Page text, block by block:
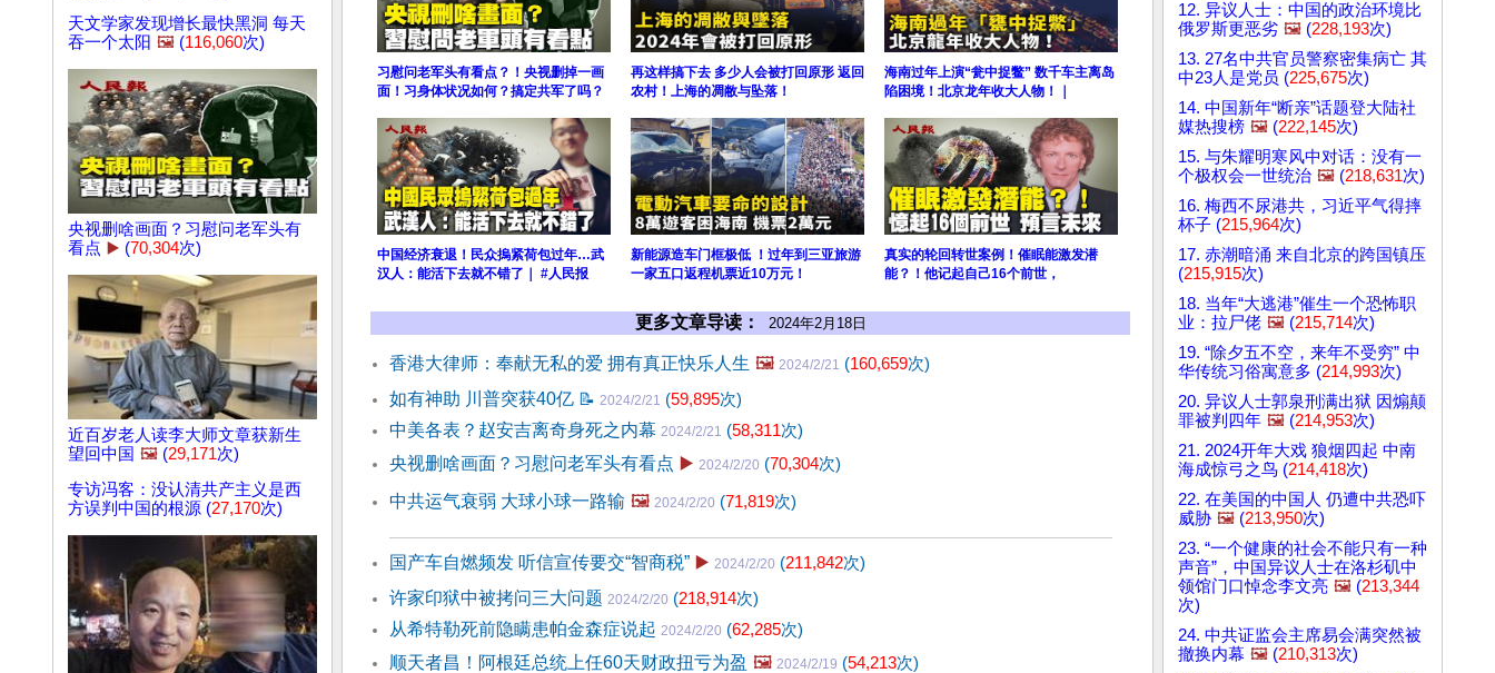
天文学家发现增长最快黑洞 每天
吞一个太阳 🖼️ (116,060次)
央视删啥画面？习慰问老军头有
看点 ▶️ (70,304次)
近百岁老人读李大师文章获新生
望回中国 🖼️ (29,171次)
专访冯客：没认清共产主义是西
方误判中国的根源 (27,170次)
习慰问老军头有看点？！央视删掉一画
面！习身体状况如何？搞定共军了吗？
再这样搞下去 多少人会被打回原形 返回
农村！上海的凋敝与坠落！
海南过年上演“瓮中捉鳖” 数千车主离岛
陷困境！北京龙年收大人物！｜
中国经济衰退！民众摀紧荷包过年…武
汉人：能活下去就不错了｜ #人民报
新能源造车门框极低 ！过年到三亚旅游
一家五口返程机票近10万元！
真实的轮回转世案例！催眠能激发潜
能？！他记起自己16个前世，
更多文章导读： 2024年2月18日
香港大律师：奉献无私的爱 拥有真正快乐人生 🖼️ 2024/2/21 (160,659次)
如有神助 川普突获40亿 📝 2024/2/21 (59,895次)
中美各表？赵安吉离奇身死之内幕 2024/2/21 (58,311次)
央视删啥画面？习慰问老军头有看点 ▶️ 2024/2/20 (70,304次)
中共运气衰弱 大球小球一路输 🖼️ 2024/2/20 (71,819次)
国产车自燃频发 听信宣传要交“智商税” ▶️ 2024/2/20 (211,842次)
许家印狱中被拷问三大问题 2024/2/20 (218,914次)
从希特勒死前隐瞒患帕金森症说起 2024/2/20 (62,285次)
顺天者昌！阿根廷总统上任60天财政扭亏为盈 🖼️ 2024/2/19 (54,213次)
12. 异议人士：中国的政治环境比
俄罗斯更恶劣 🖼️ (228,193次)
13. 27名中共官员警察密集病亡 其
中23人是党员 (225,675次)
14. 中国新年“断亲”话题登大陆社
媒热搜榜 🖼️ (222,145次)
15. 与朱耀明寒风中对话：没有一
个极权会一世统治 🖼️ (218,631次)
16. 梅西不尿港共，习近平气得摔
杯子 (215,964次)
17. 赤潮暗涌 来自北京的跨国镇压
(215,915次)
18. 当年“大逃港”催生一个恐怖职
业：拉尸佬 🖼️ (215,714次)
19. “除夕五不空，来年不受穷” 中
华传统习俗寓意多 (214,993次)
20. 异议人士郭泉刑满出狱 因煽颠
罪被判四年 🖼️ (214,953次)
21. 2024开年大戏 狼烟四起 中南
海成惊弓之鸟 (214,418次)
22. 在美国的中国人 仍遭中共恐吓
威胁 🖼️ (213,950次)
23. “一个健康的社会不能只有一种
声音”，中国异议人士在洛杉矶中
领馆门口悼念李文亮 🖼️ (213,344
次)
24. 中共证监会主席易会满突然被
撤换内幕 🖼️ (210,313次)